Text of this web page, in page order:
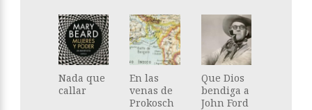
Nada que
callar
En las
venas de
Prokosch
Que Dios
bendiga a
John Ford